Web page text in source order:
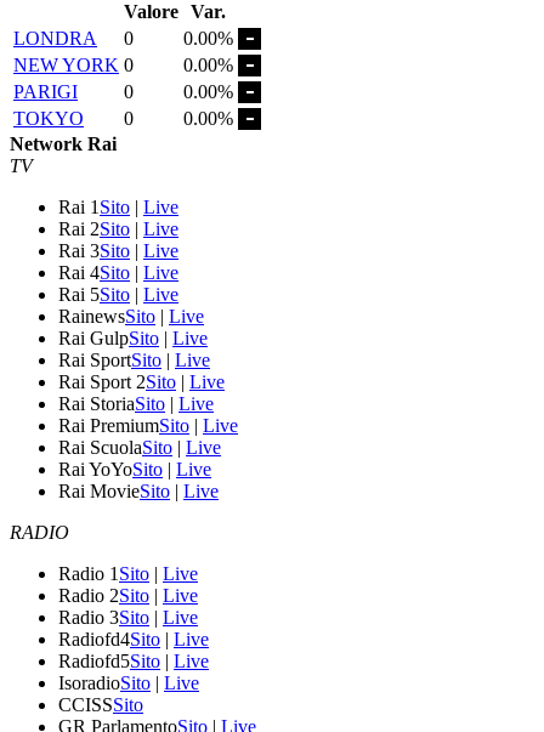
Valore Var.
LONDRA
0
0.00%
NEW YORK 0
0.00%
PARIGI
0
0.00%
TOKYO
0
0.00%
Network Rai
TV
Rai 1 Sito | Live
Rai 2Sito | Live
Rai 3Sito | Live
Rai 4Sito | Live
Rai 5Sito | Live
RainewsSito | Live
Rai GulpSito | Live
Rai SportSito | Live
Rai Sport 2Sito | Live
Rai StoriaSito | Live
Rai PremiumSito | Live
Rai ScuolaSito | Live
Rai YoYoSito | Live
Rai MovieSito | Live
RADIO
Radio 1 Sito | Live
Radio 2Sito | Live
Radio 3Sito | Live
Radiofd4Sito | Live
Radiofd5Sito | Live
IsoradioSito | Live
CCISSSito
GR ParlamentoSito | Live